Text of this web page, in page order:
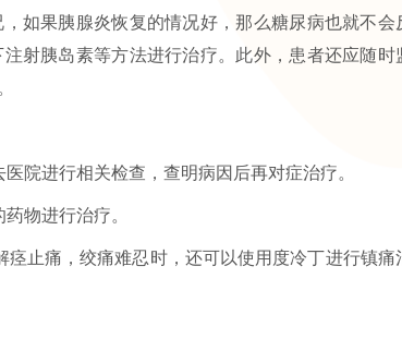
如果胰腺炎恢复的情况好，那么糖尿病也就不会
射胰岛素等方法进行治疗。此外，患者还应随时
院进行相关检查，查明病因后再对症治疗。
物进行治疗。
止痛，绞痛难忍时，还可以使用度冷丁进行镇痛